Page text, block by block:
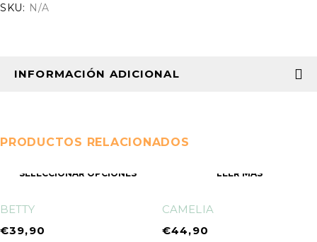
SKU: N/A
INFORMACIÓN ADICIONAL
PRODUCTOS RELACIONADOS
SELECCIONAR OPCIONES
BETTY
€39,90
LEER MÁS
CAMELIA
€44,90